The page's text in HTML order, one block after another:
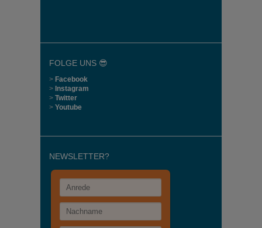
FOLGE UNS 😎
> Facebook
> Instagram
> Twitter
> Youtube
NEWSLETTER?